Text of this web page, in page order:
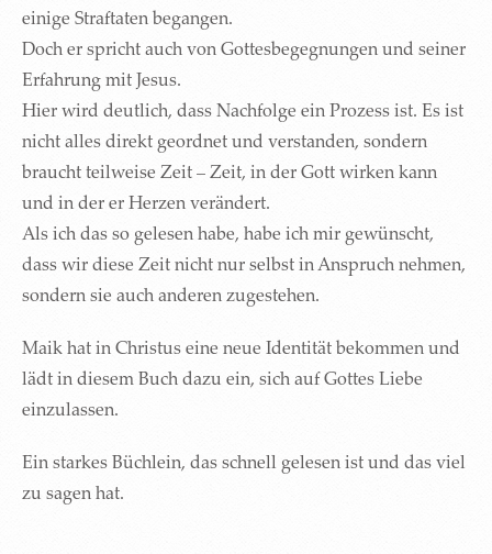
einige Straftaten begangen.
Doch er spricht auch von Gottesbegegnungen und seiner
Erfahrung mit Jesus.
Hier wird deutlich, dass Nachfolge ein Prozess ist. Es ist
nicht alles direkt geordnet und verstanden, sondern
braucht teilweise Zeit – Zeit, in der Gott wirken kann
und in der er Herzen verändert.
Als ich das so gelesen habe, habe ich mir gewünscht,
dass wir diese Zeit nicht nur selbst in Anspruch nehmen,
sondern sie auch anderen zugestehen.
Maik hat in Christus eine neue Identität bekommen und
lädt in diesem Buch dazu ein, sich auf Gottes Liebe
einzulassen.
Ein starkes Büchlein, das schnell gelesen ist und das viel
zu sagen hat.